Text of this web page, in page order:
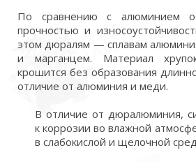
По сравнению с алюминием
прочностью и
этом дюралям — сплавам
и марганцем. Материал
крошится без образования
отличие от алюминия и меди.
В отличие от дюралюминия,
к коррозии во влажной
в слабокислой и щелочной